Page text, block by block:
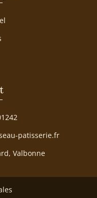
patisserie.fr
Valbonne